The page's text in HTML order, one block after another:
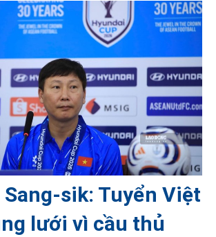
Sang-sik: Tuyển Việt
lưới vì cầu thủ